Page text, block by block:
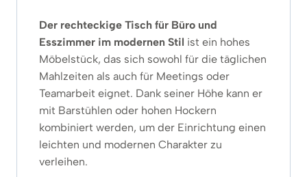
Der rechteckige Tisch für Büro und
Esszimmer im modernen Stil ist ein hohes
Möbelstück, das sich sowohl für die täglichen
Mahlzeiten als auch für Meetings oder
Teamarbeit eignet. Dank seiner Höhe kann er
mit Barstühlen oder hohen Hockern
kombiniert werden, um der Einrichtung einen
leichten und modernen Charakter zu
verleihen.